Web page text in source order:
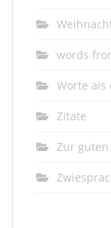
words
Worte ais
Zitate
Zur